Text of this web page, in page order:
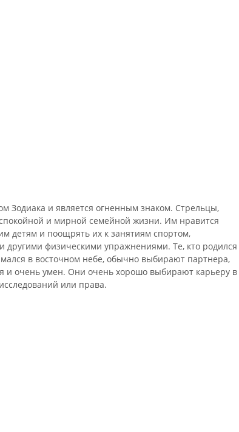
Зодиака и является огненным знаком. Стрельцы,
и мирной семейной жизни. Им нравится
детям и поощрять их к занятиям спортом,
другими физическими упражнениями. Те, кто родился
в восточном небе, обычно выбирают партнера,
и очень умен. Они очень хорошо выбирают карьеру в
или права.